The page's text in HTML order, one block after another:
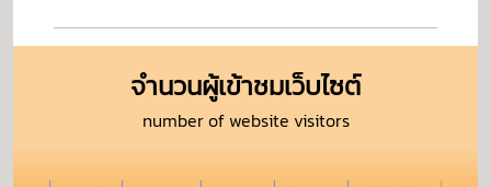
จำนวนผู้เข้าชมเว็บไซต์
number of website visitors